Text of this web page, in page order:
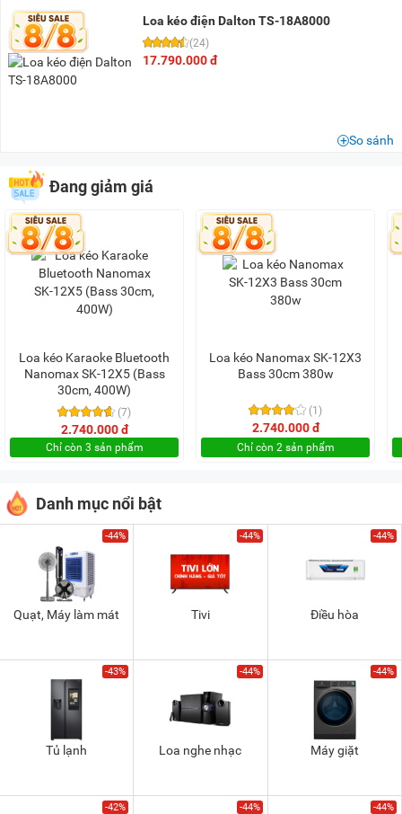
2 triệu - 3 triệu
3 triệu - 5 triệu
(17)
5 triệu - 8 triệu
20 triệu - 25 triệu
(4)
25 triệu - 30 triệu
30 triệu - 40 triệu
Loa kéo điện Dalton TS-18A8000
(24)
17.790.000 đ
So sánh
Đang giảm giá
Loa kéo Karaoke Bluetooth
Nanomax SK-12X5 (Bass
30cm, 400W)
(7)
2.740.000 đ
Chỉ còn 3 sản phẩm
Loa kéo Nanomax SK-12X3
Bass 30cm 380w
(1)
2.740.000 đ
Chỉ còn 2 sản phẩm
Danh mục nổi bật
-44%
Quạt, Máy làm mát
-44%
Tivi
-44%
Điều hòa
-43%
Tủ lạnh
-44%
Loa nghe nhạc
-44%
Máy giặt
-42% -44% -44%